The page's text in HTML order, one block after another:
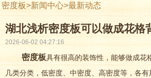
密度板>新闻中心>最新动态
湖北浅析密度板可以做成花格
2026-06-02 04:27:16
密度板具有很高的装饰性，能够做成花
几类分类，低密度、中密度、高密度等，各